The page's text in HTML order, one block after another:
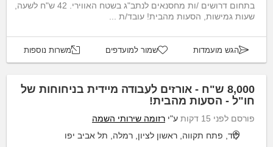
בתחום דרושים /ות מחסנאים לנתב"ג בשטח האווירי. 42 ש"ח לשעה,
שעות גמישות, הסעות מהבית! עובד/ת ...
הגש מועמדות שמור למועדפים משרות נוספות
8,000 ש"ח - אורזים לעבודה מיידית בניחוחות של
חו"ל - הסעות מהבית!
פורסם לפני 15 דקות ע"י רזומה שירותי השמה
לוד, פתח תקווה, ראשון לציון, רמלה, תל אביב יפו